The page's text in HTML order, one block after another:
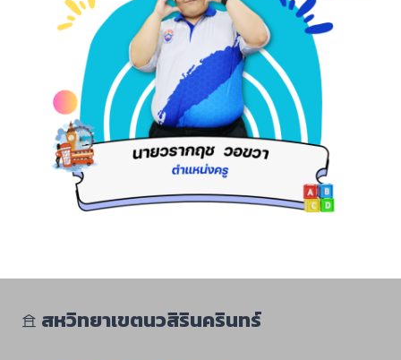
𖠿 สหวิทยาเขตนวสิรินครินทร์